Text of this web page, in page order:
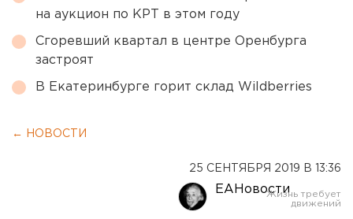
на аукцион по КРТ в этом году
Сгоревший квартал в центре Оренбурга
застроят
В Екатеринбурге горит склад Wildberries
← НОВОСТИ
25 СЕНТЯБРЯ 2019 В 13:36
ЕАНовости